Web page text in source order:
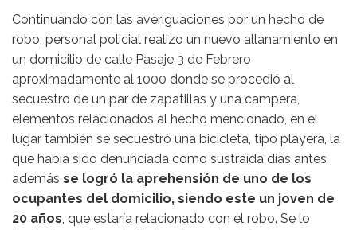
Continuando con las averiguaciones por un hecho de
robo, personal policial realizo un nuevo allanamiento en
un domicilio de calle Pasaje 3 de Febrero
aproximadamente al 1000 donde se procedió al
secuestro de un par de zapatillas y una campera,
elementos relacionados al hecho mencionado, en el
lugar también se secuestró una bicicleta, tipo playera, la
que había sido denunciada como sustraída días antes,
además se logró la aprehensión de uno de los
ocupantes del domicilio, siendo este un joven de
20 años, que estaría relacionado con el robo. Se lo